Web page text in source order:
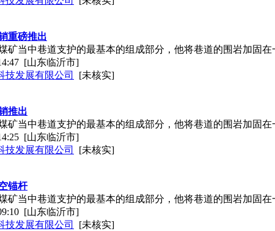
重磅推出
矿当中巷道支护的最基本的组成部分，他将巷道的围岩加固
[山东临沂市]
技发展有限公司
[未核实]
推出
矿当中巷道支护的最基本的组成部分，他将巷道的围岩加固
[山东临沂市]
技发展有限公司
[未核实]
锚杆
矿当中巷道支护的最基本的组成部分，他将巷道的围岩加固
[山东临沂市]
技发展有限公司
[未核实]